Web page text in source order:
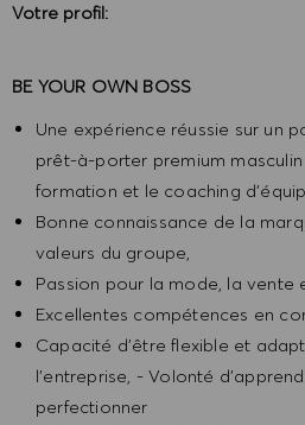
Votre profil:
BE YOUR OWN BOSS
Une expérience réussie sur un
prêt-à-porter premium
formation et le coaching
Bonne connaissance de la
valeurs du groupe,
Passion pour la mode, la vente
Excellentes compétences en
Capacité d'être flexible et
l'entreprise, - Volonté
perfectionner